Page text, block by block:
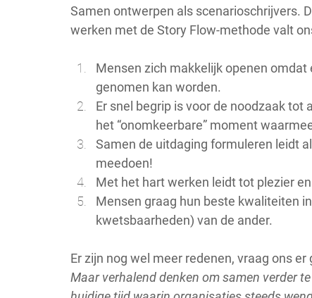
Samen ontwerpen als scenarioschrijvers.
werken met de Story Flow-methode valt
Mensen zich makkelijk openen
genomen kan worden.
Er snel begrip is voor de noodzaak
het “onomkeerbare” moment
Samen de uitdaging formuleren leidt
meedoen!
Met het hart werken leidt tot plezier
Mensen graag hun beste kwaliteiten
kwetsbaarheden) van de ander.
Er zijn nog wel meer redenen, vraag ons er
Maar verhalend denken om samen verder